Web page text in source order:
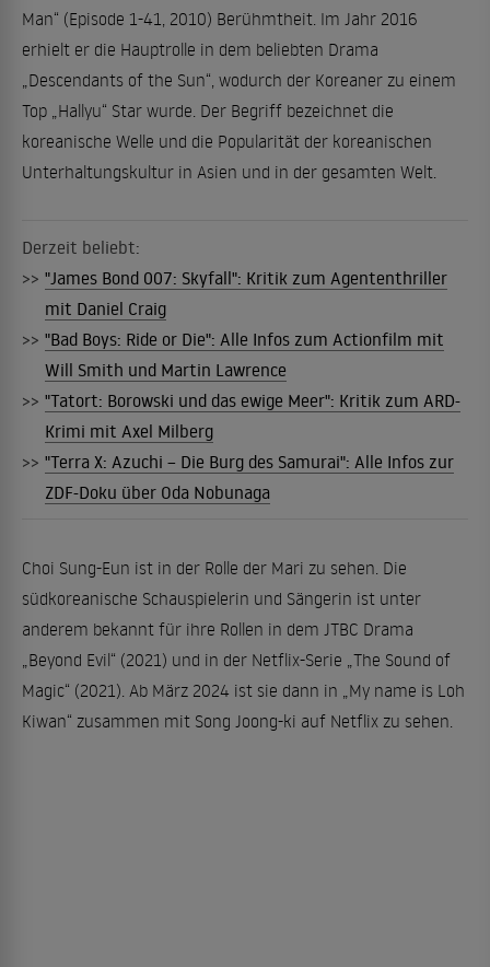
Man“ (Episode 1-41, 2010) Berühmtheit. Im Jahr 2016
erhielt er die Hauptrolle in dem beliebten Drama
„Descendants of the Sun“, wodurch der Koreaner zu einem
Top „Hallyu“ Star wurde. Der Begriff bezeichnet die
koreanische Welle und die Popularität der koreanischen
Unterhaltungskultur in Asien und in der gesamten Welt.
Derzeit beliebt:
>> "James Bond 007: Skyfall": Kritik zum Agententhriller
mit Daniel Craig
>> "Bad Boys: Ride or Die": Alle Infos zum Actionfilm mit
Will Smith und Martin Lawrence
>> "Tatort: Borowski und das ewige Meer": Kritik zum ARD-
Krimi mit Axel Milberg
>> "Terra X: Azuchi – Die Burg des Samurai": Alle Infos zur
ZDF-Doku über Oda Nobunaga
Choi Sung-Eun ist in der Rolle der Mari zu sehen. Die
südkoreanische Schauspielerin und Sängerin ist unter
anderem bekannt für ihre Rollen in dem JTBC Drama
„Beyond Evil“ (2021) und in der Netflix-Serie „The Sound of
Magic“ (2021). Ab März 2024 ist sie dann in „My name is Loh
Kiwan“ zusammen mit Song Joong-ki auf Netflix zu sehen.